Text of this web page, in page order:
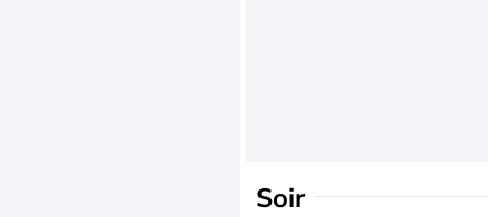
Soir